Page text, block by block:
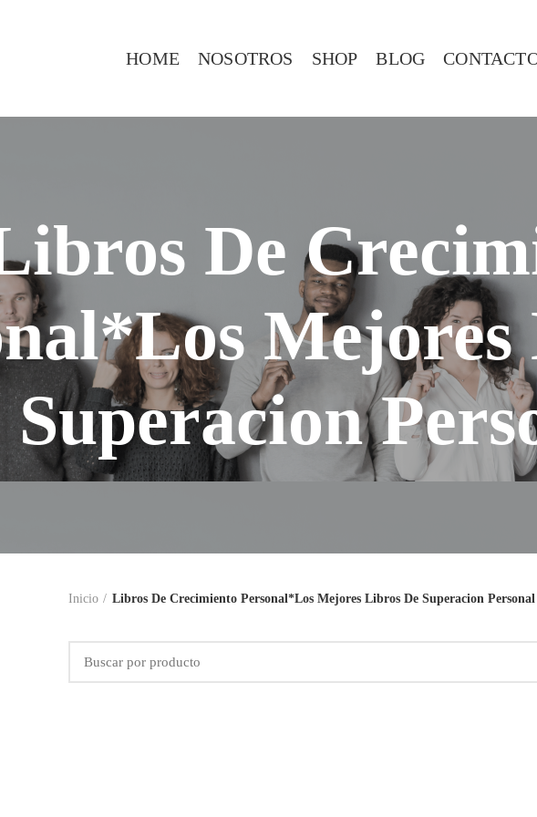
HOME NOSOTROS SHOP BLOG
De
Superacion
Inicio Libros De Crecimiento Personal*Los Mejores Libros De Superacion Personal